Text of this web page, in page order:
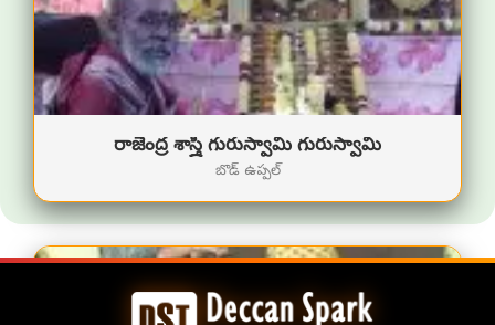
రాజేంద్ర శాస్త్రీ గురుస్వామి గురుస్వామి
బొడ్ ఉప్పల్